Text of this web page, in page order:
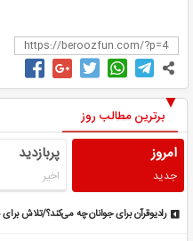
برترین مطالب روز
امروز
جدید
پربازدید
اخیر
رادیوقرآن برای جوانان چه می‌کند؟/تلاش